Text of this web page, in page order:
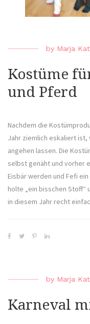
by Marja
Kostüme
und Pferd
Nachdem die
Jahr ziemlich eskaliert
angehen lassen. Die
selbst genäht und vorher
Eisbär werden und Fefi
holte „ein bisschen Stoff“
in diesem Jahr recht
by Marja
Karneval